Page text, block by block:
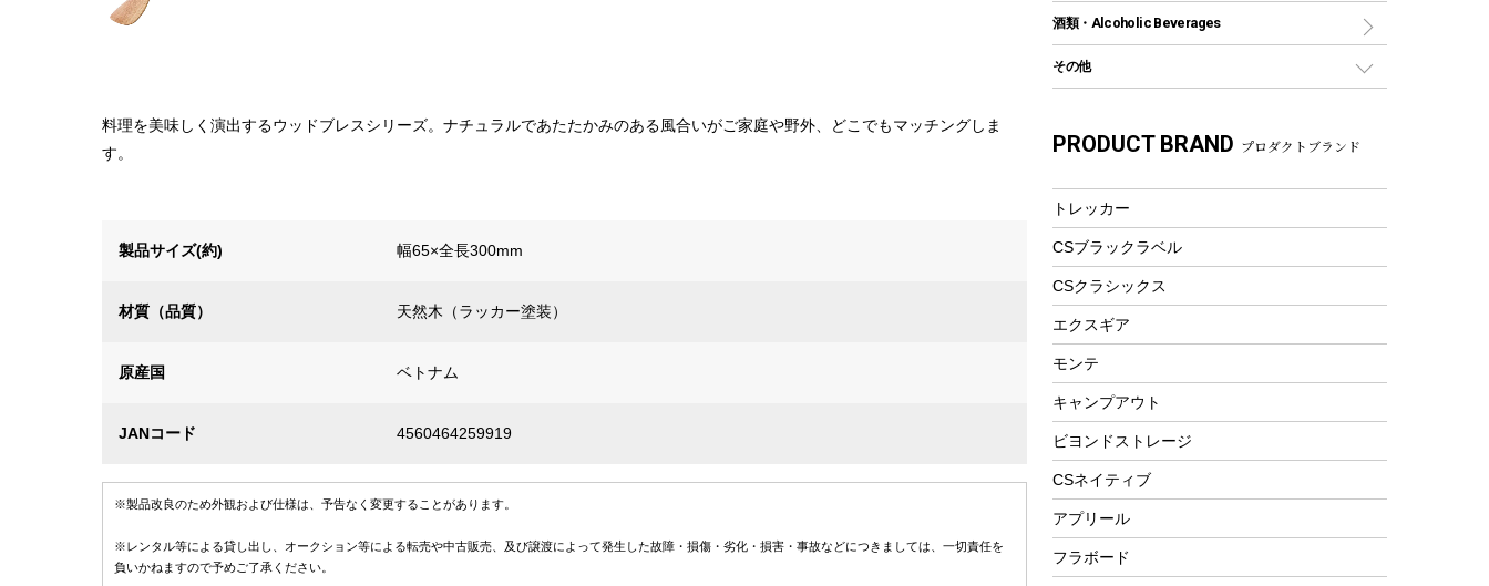
料理を美味しく演出するウッドブレスシリーズ。ナチュラルであたたかみのある風合いがご家庭や野外、どこでもマッチングしま
す。
製品サイズ(約) 幅65×全長300mm
材質（品質） 天然木（ラッカー塗装）
原産国 ベトナム
JANコード 4560464259919
※製品改良のため外観および仕様は、予告なく変更することがあります。
※レンタル等による貸し出し、オークション等による転売や中古販売、及び譲渡によって発生した故障・損傷・劣化・損害・事故などにつきましては、一切責任を
負いかねますので予めご了承ください。
ツール
バーベキューツール
燃料・着火剤・炭
カトラリー
マグカップ、カップ
フードボトル
コーヒー&ミル
トレー
ランチョンマット
ランチボックス
ピクニックセット
ショッピングキャリー
その他アウトドア雑貨
レイン
ツール、他
カヤック
パドル
ヘルメット
アクセサリー
スポーツサイクル
シティサイクル
自転車用アクセサリー
自転車ウェア
マリン
ラッシュガード
テント
フローティングベスト
ヘルメット
エアーポンプ
ウィンター
防寒ウェア
ツール&アクセサリー
トレッキング
トレッキングステッキ
トレッキングアクセサリー
プレイグッズ
酒類・Alcoholic Beverages
その他
湯たんぽ
PRODUCT BRAND プロダクトブランド
トレッカー
CSブラックラベル
CSクラシックス
エクスギア
モンテ
キャンプアウト
ビヨンドストレージ
CSネイティブ
アプリール
フラボード